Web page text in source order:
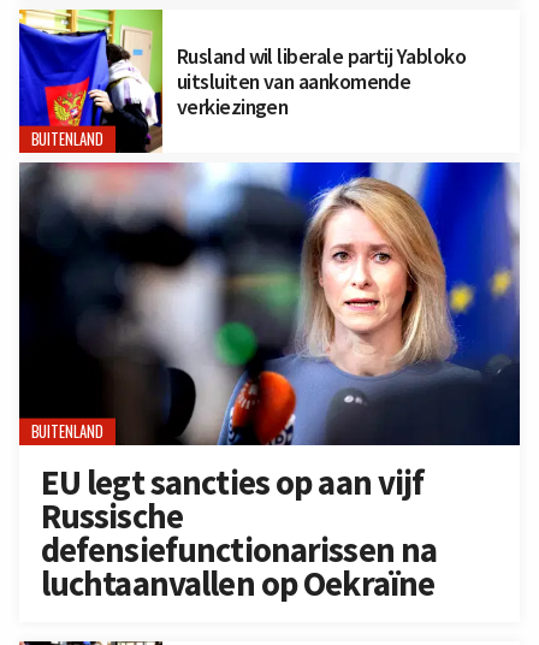
BUITENLAND
Rusland wil liberale partij Yabloko
uitsluiten van aankomende
verkiezingen
BUITENLAND
EU legt sancties op aan vijf
Russische
defensiefunctionarissen na
luchtaanvallen op Oekraïne